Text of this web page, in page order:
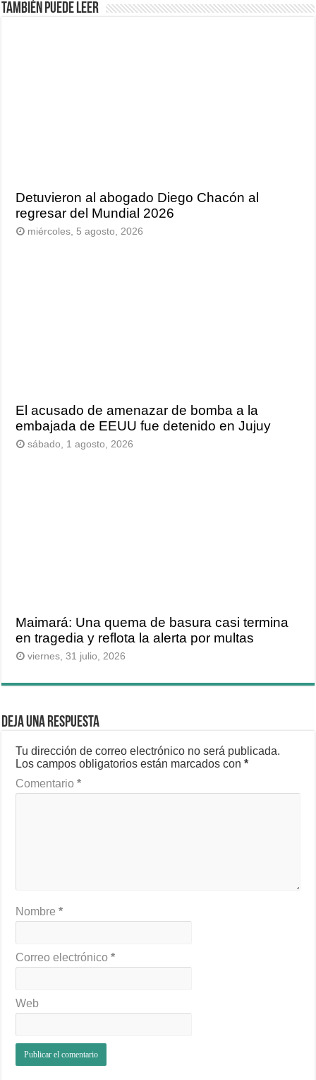
También puede leer
Detuvieron al abogado Diego Chacón al
regresar del Mundial 2026
miércoles, 5 agosto, 2026
El acusado de amenazar de bomba a la
embajada de EEUU fue detenido en Jujuy
sábado, 1 agosto, 2026
Maimará: Una quema de basura casi termina
en tragedia y reflota la alerta por multas
viernes, 31 julio, 2026
Deja una respuesta
Tu dirección de correo electrónico no será publicada.
Los campos obligatorios están marcados con*
Comentario*
Nombre*
Correo electrónico*
Web